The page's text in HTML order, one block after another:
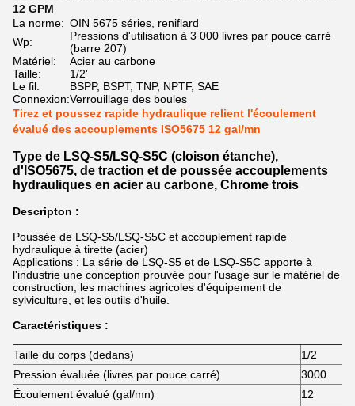
12 GPM
La norme: OIN 5675 séries, reniflard
Wp:
Pressions d'utilisation à 3 000 livres par pouce carré
(barre 207)
Matériel:
Acier au carbone
Taille:
1/2'
Le fil:
BSPP, BSPT, TNP, NPTF, SAE
Connexion:Verrouillage des boules
Tirez et poussez rapide hydraulique relient l'écoulement
évalué des accouplements ISO5675 12 gal/mn
Type de LSQ-S5/LSQ-S5C (cloison étanche),
d'ISO5675, de traction et de poussée accouplements
hydrauliques en acier au carbone, Chrome trois
Descripton :
Poussée de LSQ-S5/LSQ-S5C et accouplement rapide
hydraulique à tirette (acier)
Applications : La série de LSQ-S5 et de LSQ-S5C apporte à
l'industrie une conception prouvée pour l'usage sur le matériel de
construction, les machines agricoles d'équipement de
sylviculture, et les outils d'huile.
Caractéristiques :
Taille du corps (dedans)
1/2
Pression évaluée (livres par pouce carré)
3000
Écoulement évalué (gal/mn)
12